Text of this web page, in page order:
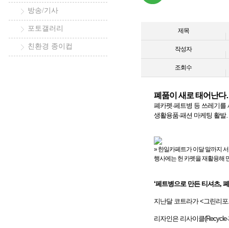
방송/기사
포토갤러리
친환경 종이컵
제목
작성자
조회수
폐품이 새로 태어난다
폐카펫·페트병 등 쓰레기
생활용품·패션 마케팅 활발
» 한일카페트가 이달 말까지 서
행사에는 헌 카펫을 재활용해
‘페트병으로 만든 티셔츠,
지난달 코트라가 <그린리
리자인은 리사이클